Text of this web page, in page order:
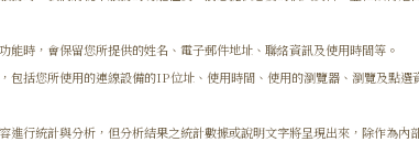
能時，會保留您所提供的姓名、電子郵件地址、聯絡資訊及使用時間等。
包括您所使用的連線設備的IP位址、使用時間、使用的瀏覽器、瀏覽及點
進行統計與分析，但分析結果之統計數據或說明文字將呈現出來，除作為